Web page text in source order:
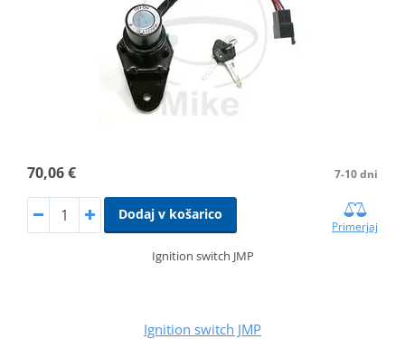
70,06 € 7-10 dni
Dodaj v košarico
Primerjaj
Ignition switch JMP
Ignition switch JMP